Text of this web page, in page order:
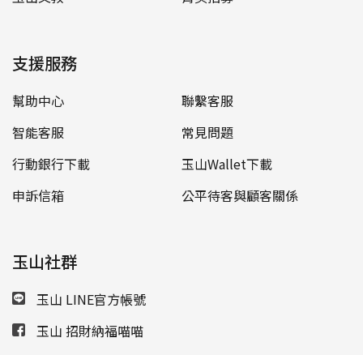
支援服務
幫助中心
聯繫客服
智能客服
常見問題
行動銀行下載
玉山Wallet下載
申訴信箱
公平待客與顧客關係
玉山社群
玉山 LINE官方帳號
玉山 招財納福喵喵